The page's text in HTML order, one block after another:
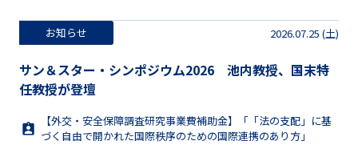
お知らせ 2026.07.25 (土)
サン＆スター・シンポジウム2026 池内教授、国末特
任教授が登壇
【外交・安全保障調査研究事業費補助金】「「法の支配」に基
づく自由で開かれた国際秩序のための国際連携のあり方」